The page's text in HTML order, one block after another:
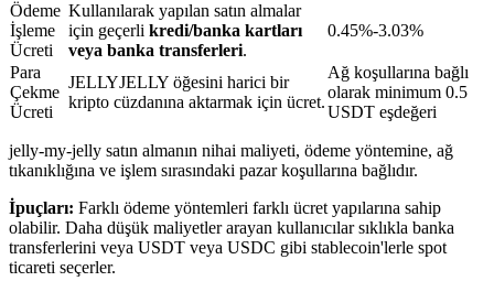
Otomatik Yatırım
Uzun vadeli kâr ve esnek çıkarlar elde edin
Ödeme
İşleme
Ücreti
Kullanılarak yapılan satın almalar
için geçerli kredi/banka kartları
veya banka transferleri.
0.45%-3.03%
Para
Çekme
Ücreti
JELLYJELLY öğesini harici bir
kripto cüzdanına aktarmak için ücret.
Ağ koşullarına bağlı
olarak minimum 0.5
USDT eşdeğeri
jelly-my-jelly satın almanın nihai maliyeti, ödeme yöntemine, ağ
tıkanıklığına ve işlem sırasındaki pazar koşullarına bağlıdır.
İpuçları: Farklı ödeme yöntemleri farklı ücret yapılarına sahip
olabilir. Daha düşük maliyetler arayan kullanıcılar sıklıkla banka
transferlerini veya USDT veya USDC gibi stablecoin'lerle spot
ticareti seçerler.